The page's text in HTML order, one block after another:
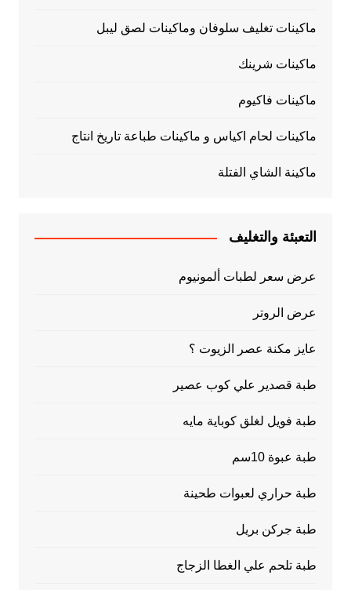
ماكينات تغليف سلوفان وماكينات لصق ليبل
ماكينات شرينك
ماكينات فاكيوم
ماكينات لحام اكياس و ماكينات طباعة تاريخ انتاج
ماكينة الشاي الفتلة
التعبئة والتغليف
عرض سعر لطبات ألمونيوم
عرض الروتر
عايز مكنة عصر الزيوت ؟
طبة قصدير علي كوب عصير
طبة فويل لغلق كوباية مايه
طبة عبوة 10سم
طبة حراري لعبوات طحينة
طبة جركن بريل
طبة تلحم علي الغطا الزجاج